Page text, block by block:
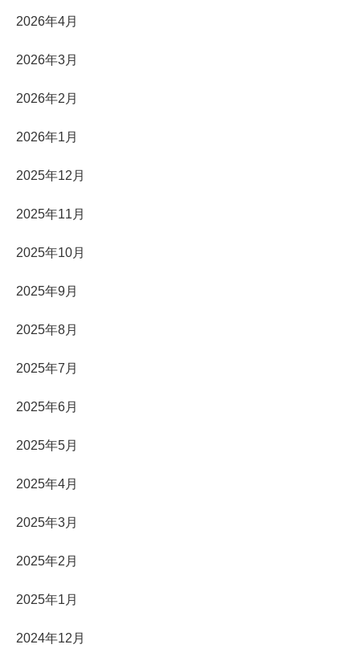
2026年4月
2026年3月
2026年2月
2026年1月
2025年12月
2025年11月
2025年10月
2025年9月
2025年8月
2025年7月
2025年6月
2025年5月
2025年4月
2025年3月
2025年2月
2025年1月
2024年12月